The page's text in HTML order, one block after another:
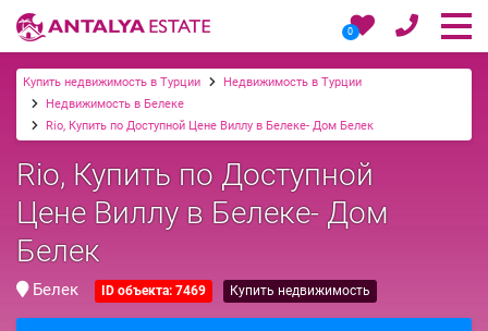
0
Купить недвижимость в Турции
Недвижимость в Турции
Недвижимость в Белеке
Rio, Купить по Доступной Цене Виллу в Белеке- Дом Белек
Rio, Купить по Доступной
Цене Виллу в Белеке- Дом
Белек
Белек ID объекта: 7469 Купить недвижимость